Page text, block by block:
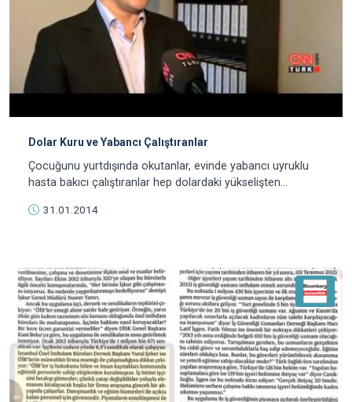
Dolar Kuru ve Yabancı Çalıştıranlar
Çocuğunu yurtdışında okutanlar, evinde yabancı uyruklu
hasta bakıcı çalıştıranlar hep dolardaki yükselişten
31.01.2014